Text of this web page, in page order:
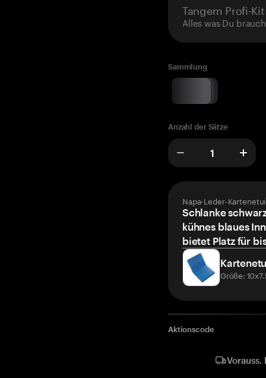
Tangem Profi-Kit
Alles was Du
Sammlung
Anzahl der Sätze
Napa-Leder-
Schlanke
kühnes blaues
bietet Platz für
Größe:
Aktionscode